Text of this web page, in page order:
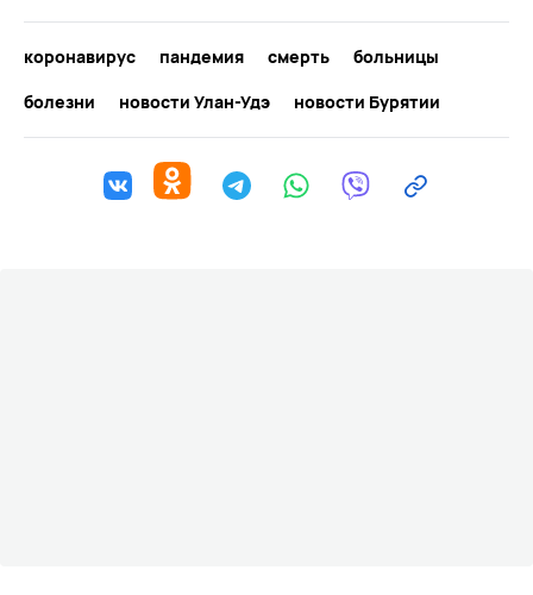
коронавирус пандемия смерть
больницы
болезни
новости Улан-Удэ новости Бурятии